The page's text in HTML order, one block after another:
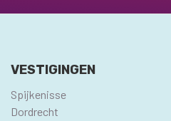
VESTIGINGEN
Spijkenisse
Dordrecht